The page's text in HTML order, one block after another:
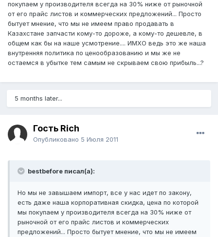
покупаем у производителя всегда на 30% ниже от рыночной
от его прайс листов и коммерческих предложений... Просто
бытует мнение, что мы не имеем право продавать в
Казахстане запчасти кому-то дороже, а кому-то дешевле, в
общем как бы на наше усмотрение.... ИМХО ведь это же наша
внутренняя политика по ценообразованию и мы же не
остаемся в убытке тем самым не скрываем свою прибыль...?
5 months later...
Гость Rich
Опубликовано 5 Июля 2011
bestbefore писал(а):
Но мы не завышаем импорт, все у нас идет по закону,
есть даже наша корпоративная скидка, цена по которой
мы покупаем у производителя всегда на 30% ниже от
рыночной от его прайс листов и коммерческих
предложений... Просто бытует мнение, что мы не имеем